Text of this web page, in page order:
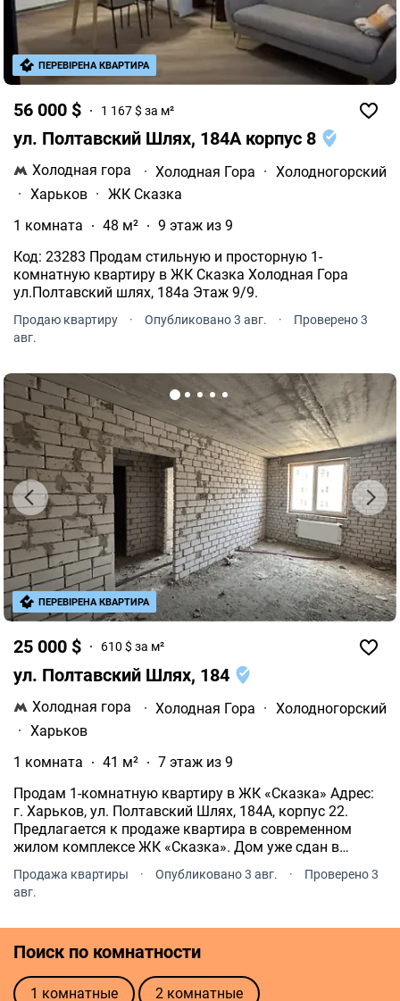
56 000 $ 1 167 $ за м²
ул. Полтавский Шлях, 184А корпус 8
Холодная гора · Холодная Гора · Холодногорский
· Харьков · ЖК Сказка
1 комната
48 м²
9 этаж из 9
Код: 23283 Продам стильную и просторную 1-
комнатную квартиру в ЖК Сказка Холодная Гора
ул.Полтавский шлях, 184а Этаж 9/9.
Продаю квартиру · Опубликовано 3 авг. ·
Проверено 3
авг.
ПЕРЕВІРЕНА КВАРТИРА
25 000 $ 610 $ за м²
ул. Полтавский Шлях, 184
Холодная гора · Холодная Гора · Холодногорский
· Харьков
1 комната
41 м²
7 этаж из 9
Продам 1-комнатную квартиру в ЖК «Сказка» Адрес:
г. Харьков, ул. Полтавский Шлях, 184А, корпус 22.
Предлагается к продаже квартира в современном
жилом комплексе ЖК «Сказка». Дом уже сдан в
Продажа квартиры · Опубликовано 3 авг. ·
Проверено 3
авг.
ПЕРЕВІРЕНА КВАРТИРА
Поиск по комнатности
1 комнатные 2 комнатные